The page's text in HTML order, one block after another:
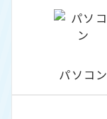
パソコン